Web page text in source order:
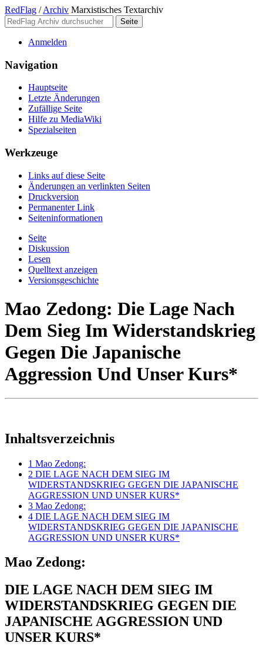
RedFlag / Archiv Marxistisches Textarchiv
Anmelden
Navigation
Hauptseite
Letzte Änderungen
Zufällige Seite
Hilfe zu MediaWiki
Spezialseiten
Werkzeuge
Links auf diese Seite
Änderungen an verlinkten Seiten
Druckversion
Permanenter Link
Seiten­­informationen
Seite
Diskussion
Lesen
Quelltext anzeigen
Versionsgeschichte
Mao Zedong: Die Lage Nach
Dem Sieg Im Widerstandskrieg
Gegen Die Japanische
Aggression Und Unser Kurs*
Inhaltsverzeichnis
1 Mao Zedong:
2 DIE LAGE NACH DEM SIEG IM
WIDERSTANDSKRIEG GEGEN DIE JAPANISCHE
AGGRESSION UND UNSER KURS*
3 Mao Zedong:
4 DIE LAGE NACH DEM SIEG IM
WIDERSTANDSKRIEG GEGEN DIE JAPANISCHE
AGGRESSION UND UNSER KURS*
Mao Zedong:
DIE LAGE NACH DEM SIEG IM
WIDERSTANDSKRIEG GEGEN DIE
JAPANISCHE AGGRESSION UND
UNSER KURS*